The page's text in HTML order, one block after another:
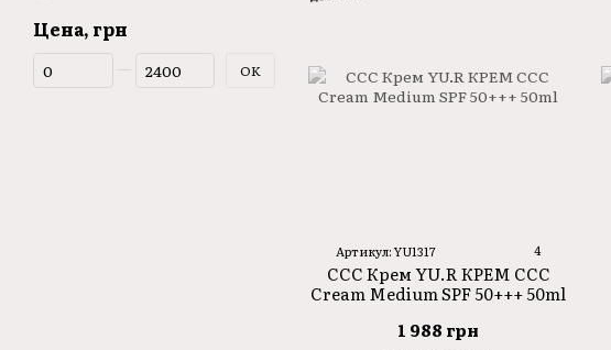
Артикул: YU1317 4
CCC Крем YU.R КРЕМ CCC
Cream Medium SPF 50+++ 50ml
1 988 грн
Цена, грн
От Цена, грн
До Цена, грн OK